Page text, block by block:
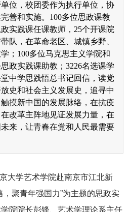
位，校团委作为执行单位，协
善和实施。100多位思政课教
实践课任课教师，25个开课院
队，在革命老区、城镇乡野、
；100多位马克思主义学院和
政实践课助教；3226名选课学
中学思践悟总书记回信，读党
史和社会主义发展史，追寻中
摸新中国的发展脉络，在抗疫
改革主阵地见证发展力量，在
来，让青春在党和人民最需要
大学艺术学院赴南京市江北新
，聚青年强国力”为主题的思政实
院院长彭锋、艺术学理论系主任